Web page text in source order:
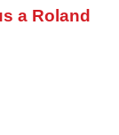
a Roland